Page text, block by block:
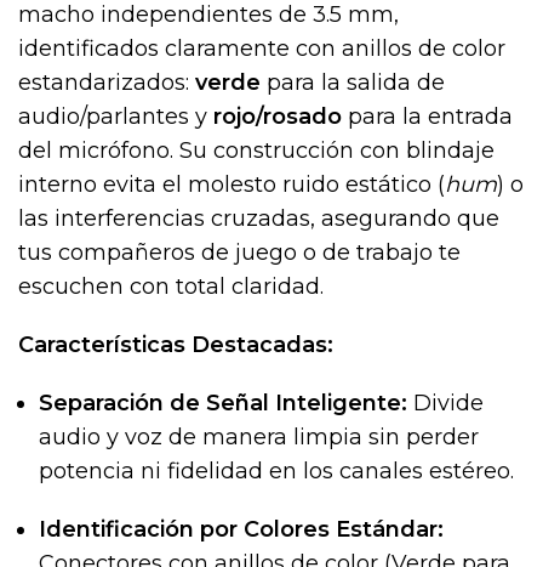
macho independientes de 3.5 mm,
identificados claramente con anillos de color
estandarizados: verde para la salida de
audio/parlantes y rojo/rosado para la entrada
del micrófono. Su construcción con blindaje
interno evita el molesto ruido estático (hum) o
las interferencias cruzadas, asegurando que
tus compañeros de juego o de trabajo te
escuchen con total claridad.
Características Destacadas:
Separación de Señal Inteligente: Divide
audio y voz de manera limpia sin perder
potencia ni fidelidad en los canales estéreo.
Identificación por Colores Estándar: